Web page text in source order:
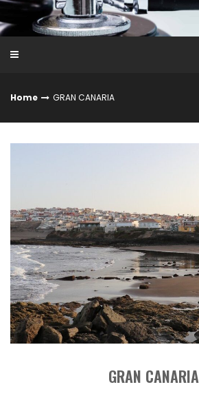
Home GRAN CANARIA
GRAN CANARIA